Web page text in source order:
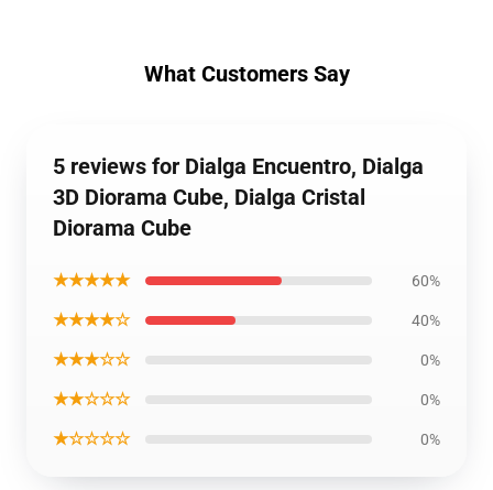
What Customers Say
5 reviews for Dialga Encuentro, Dialga
3D Diorama Cube, Dialga Cristal
Diorama Cube
★★★★★ 60%
★★★★☆ 40%
★★★☆☆ 0%
★★☆☆☆ 0%
★☆☆☆☆ 0%